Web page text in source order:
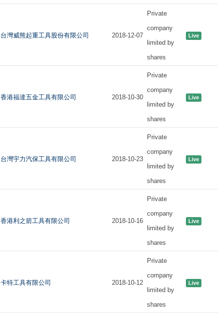
台灣威熊起重工具股份有限公司 2018-12-07
Private
company
limited by
shares
Live
香港福達五金工具有限公司 2018-10-30
Private
company
limited by
shares
Live
台灣宇力汽保工具有限公司 2018-10-23
Private
company
limited by
shares
Live
香港利之箭工具有限公司 2018-10-16
Private
company
limited by
shares
Live
卡特工具有限公司 2018-10-12
Private
company
limited by
shares
Live